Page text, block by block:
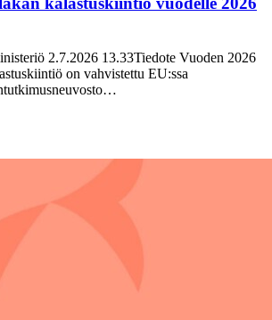
2.7.2026 13.33Tiedote Vuoden 2026
on vahvistettu EU:ssa